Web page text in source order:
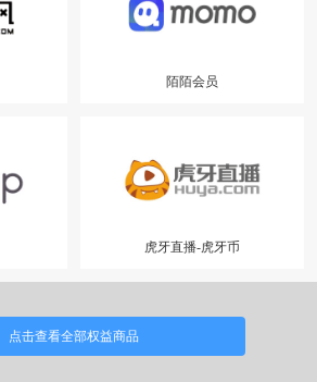
陌陌会员
虎牙直播-虎牙币
点击查看全部权益商品